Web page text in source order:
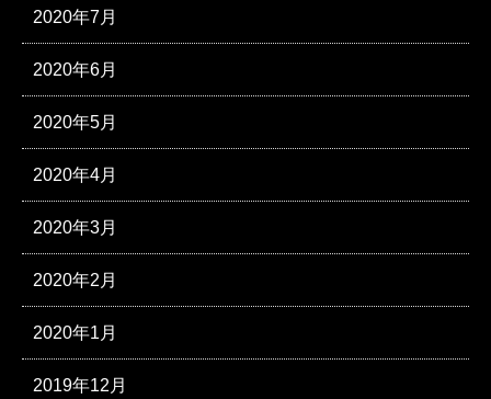
2020年7月
2020年6月
2020年5月
2020年4月
2020年3月
2020年2月
2020年1月
2019年12月